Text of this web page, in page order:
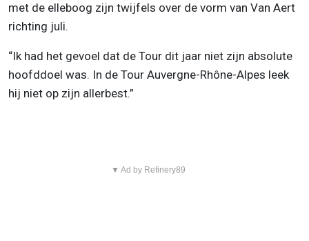
met de elleboog zijn twijfels over de vorm van Van Aert
richting juli.
“Ik had het gevoel dat de Tour dit jaar niet zijn absolute
hoofddoel was. In de Tour Auvergne-Rhône-Alpes leek
hij niet op zijn allerbest.”
▼ Ad by Refinery89